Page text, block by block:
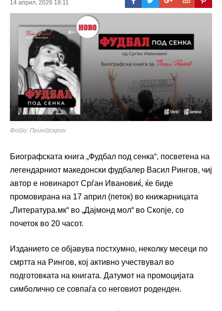
14 април, 2026 18:11
Фото: Принтскрин
Биографската книга „Фудбал под сенка“, посветена на
легендарниот македонски фудбалер Васил Рингов, чиј
автор е новинарот Срѓан Ивановиќ, ќе биде
промовирана на 17 април (петок) во книжарницата
„Литература.мк“ во „Дајмонд мол“ во Скопје, со
почеток во 20 часот.
Изданието се објавува постхумно, неколку месеци по
смртта на Рингов, кој активно учествувал во
подготовката на книгата. Датумот на промоцијата
симболично се совпаѓа со неговиот роденден.